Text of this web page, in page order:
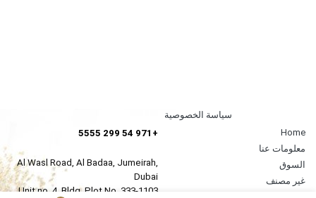
Home
معلومات عنا
السوق
غير مصنف
سياسة الخصوصية
+971 54 299 5555
Al Wasl Road, Al Badaa, Jumeirah,
Dubai
Unit no. 4, Bldg. Plot No, 333-1103